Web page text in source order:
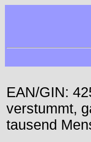
EAN/GIN:
verstummt,
tausend